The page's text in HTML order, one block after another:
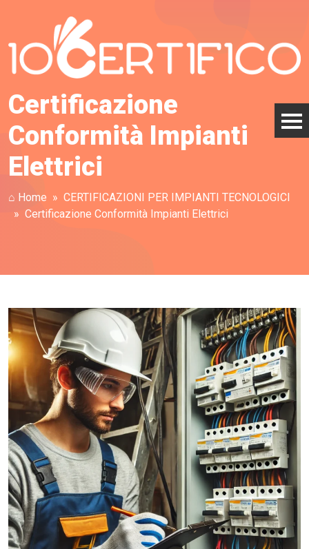
Certificazione
Conformità Impianti
Elettrici
⌂ Home
CERTIFICAZIONI PER IMPIANTI TECNOLOGICI
Certificazione Conformità Impianti Elettrici